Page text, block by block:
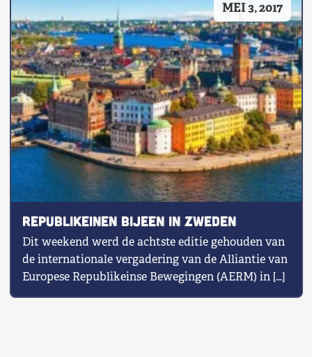
Shop
Contact
Voor leden
Word Lid
MEI 3, 2017
Republikeinen bijeen in Zweden
Dit weekend werd de achtste editie gehouden van
de internationale vergadering van de Alliantie van
Europese Republikeinse Bewegingen (AERM) in […]